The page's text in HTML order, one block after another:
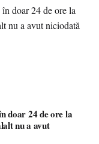
doar 24 de ore la
nu a avut